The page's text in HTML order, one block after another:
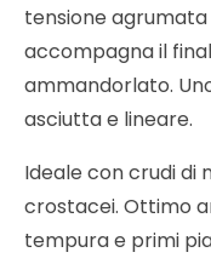
tensione
accompagna il
ammandorlato.
asciutta e lineare.
Ideale con crudi di
crostacei. Ottimo
tempura e primi